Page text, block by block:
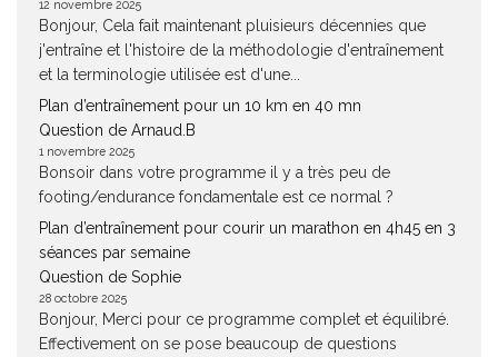
12 novembre 2025
Bonjour, Cela fait maintenant pluisieurs décennies que
j'entraîne et l'histoire de la méthodologie d'entraînement
et la terminologie utilisée est d'une...
Plan d’entraînement pour un 10 km en 40 mn
Question de Arnaud.B
1 novembre 2025
Bonsoir dans votre programme il y a très peu de
footing/endurance fondamentale est ce normal ?
Plan d’entraînement pour courir un marathon en 4h45 en 3
séances par semaine
Question de Sophie
28 octobre 2025
Bonjour, Merci pour ce programme complet et équilibré.
Effectivement on se pose beaucoup de questions